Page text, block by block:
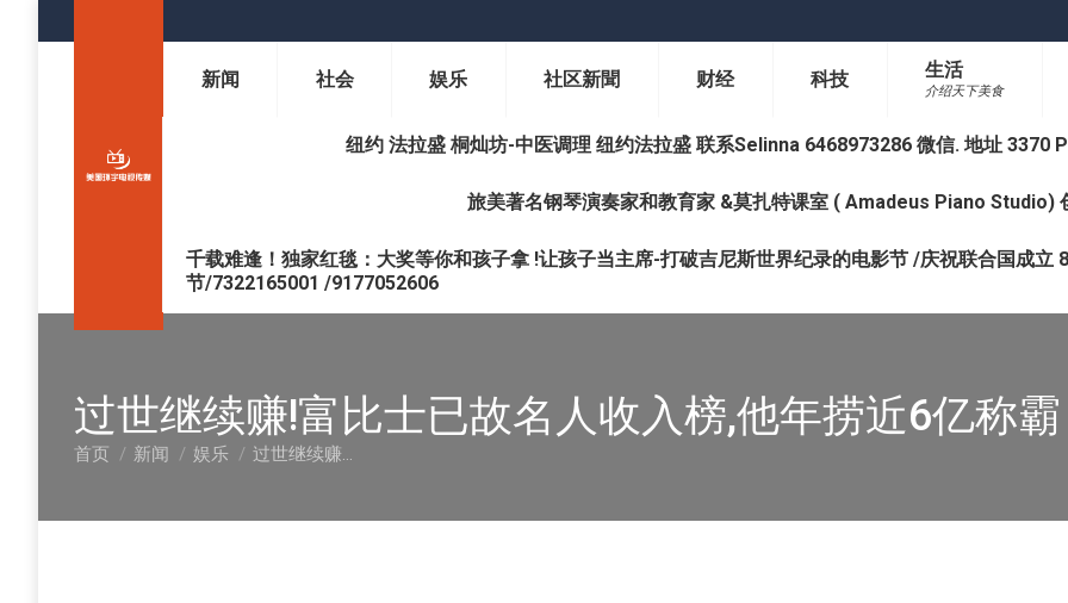
新闻 社会 娱乐 社区新聞 财经 科技 生活
介绍天下美食
纽约 法拉盛 桐灿坊-中医调理 纽约法拉盛 联系Selinna 6468973286 微信. 地址
旅美著名钢琴演奏家和教育家 &莫扎特课室 ( Amadeus Piano Studio)
千载难逢！独家红毯：大奖等你和孩子拿 !让孩子当主席-打破吉尼斯世界纪录的电影节 /庆祝联合国成立
节/7322165001 /9177052606
过世继续赚!富比士已故名人收入榜,他年捞近6亿称霸
您在这里：
首页 新闻 娱乐 过世继续赚…